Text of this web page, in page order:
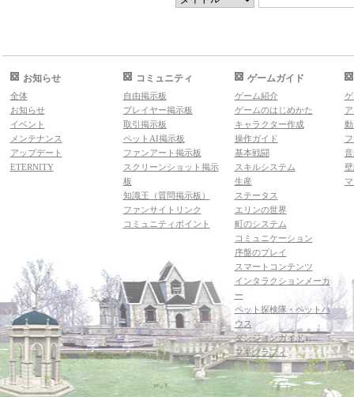
お知らせ
全体
お知らせ
イベント
メンテナンス
アップデート
ETERNITY
コミュニティ
自由掲示板
プレイヤー掲示板
取引掲示板
ペットAI掲示板
ファンアート掲示板
スクリーンショット掲示
板
知識王（質問掲示板）
ファンサイトリンク
コミュニティポイント
ゲームガイド
ゲーム紹介
ゲームのはじめかた
キャラクター作成
操作ガイド
基本戦闘
スキルシステム
生産
ステータス
エリンの世界
町のシステム
コミュニケーション
序盤のプレイ
スマートコンテンツ
インタラクションメーカ
ー
ペット探検隊・ペットハ
ウス
ダンジョンガイド
マギグラフィ